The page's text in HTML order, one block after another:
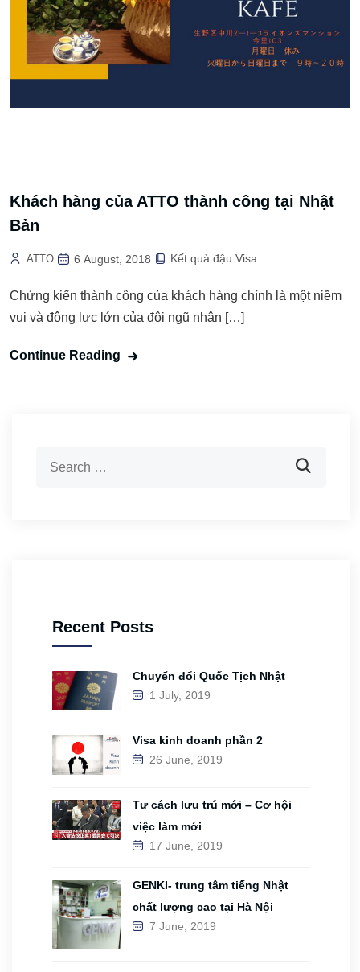
Khách hàng của ATTO thành công tại Nhật
Bản
ATTO 6 August, 2018 Kết quả đậu Visa
Chứng kiến thành công của khách hàng chính là một niềm
vui và động lực lớn của đội ngũ nhân […]
Continue Reading
Recent Posts
Chuyển đổi Quốc Tịch Nhật
1 July, 2019
Visa kinh doanh phần 2
26 June, 2019
Tư cách lưu trú mới – Cơ hội
việc làm mới
17 June, 2019
GENKI- trung tâm tiếng Nhật
chất lượng cao tại Hà Nội
7 June, 2019